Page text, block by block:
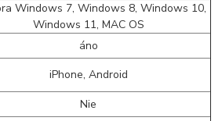
Windows 7, Windows 8, Windows 10,
Windows 11, MAC OS
áno
iPhone, Android
Nie